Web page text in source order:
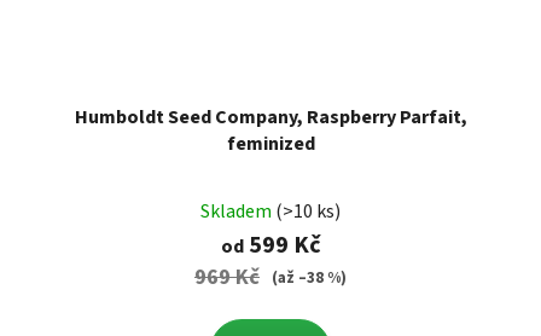
Humboldt Seed Company, Raspberry Parfait,
feminized
Skladem (>10 ks)
od599 Kč
969 Kč (až –38 %)